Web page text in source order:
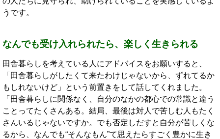
うです。
なんでも受け入れられたら、楽しく生きられる
田舎暮らしを考えている人にアドバイスをお願いすると、
「田舎暮らしがしたくて来たわけじゃないから、ずれてるか
もしれないけど」という前置きをして話してくれました。
「田舎暮らしに関係なく、自分のなかの都心での常識と違う
ことってたくさんある。結局、最後は対人で苦しむ人もたく
さんいるじゃないですか。でも否定しだすと自分が苦しくな
るから、なんでも“そんなもん”て思えたらすごく豊かに生き